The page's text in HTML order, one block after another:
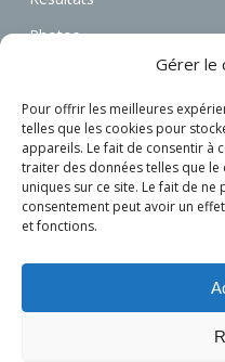
Gérer le
Pour offrir les meilleures
telles que les cookies pour
appareils. Le fait de consentir à
traiter des données telles que
uniques sur ce site. Le fait de
consentement peut avoir un
et fonctions.
Photos
Annonces
Associations
Actualités
Connexion